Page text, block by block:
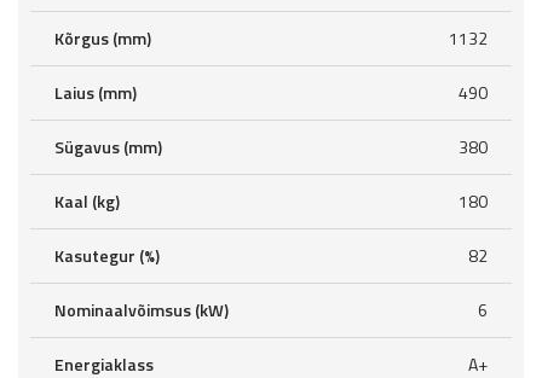
Kõrgus (mm) 1132
Laius (mm) 490
Sügavus (mm) 380
Kaal (kg) 180
Kasutegur (%) 82
Nominaalvõimsus (kW) 6
Energiaklass A+